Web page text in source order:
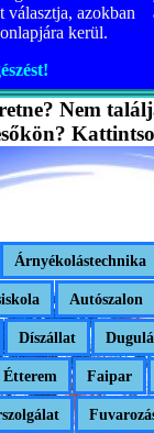
Árnyékolástechnika
Autószalon
Díszállat
Étterem Faipar
választja, azokban
kerül.
Nem